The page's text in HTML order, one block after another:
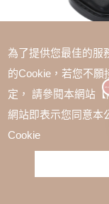
玄玄聯名-Lady
為了提供您最佳的服
的Cookie，若您不願
定， 請參閱本網站
網站即表示您同意本
Cookie